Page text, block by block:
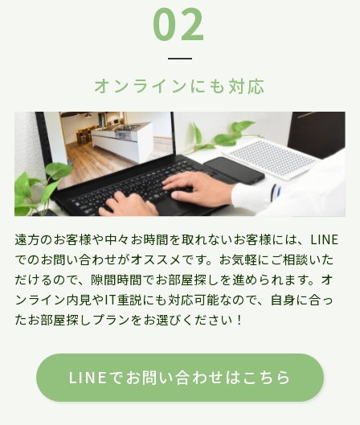
02
オンラインにも対応
遠方のお客様や中々お時間を取れないお客様には、LINE
でのお問い合わせがオススメです。お気軽にご相談いた
だけるので、隙間時間でお部屋探しを進められます。オ
ンライン内見やIT重説にも対応可能なので、自身に合っ
たお部屋探しプランをお選びください！
LINEでお問い合わせはこちら